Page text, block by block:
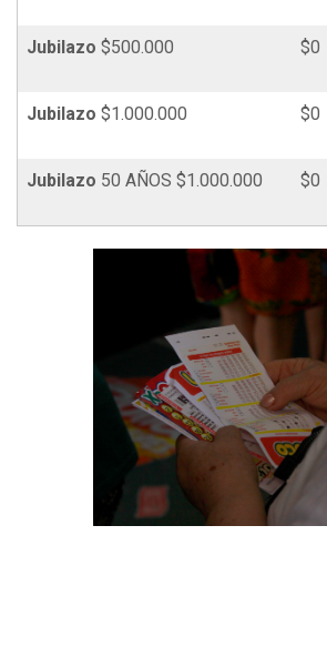
Jubilazo $500.000 $0
Jubilazo $1.000.000 $0
Jubilazo 50 AÑOS $1.000.000 $0